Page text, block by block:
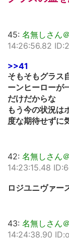
45: 名無しさん
14:26:56.82
>>41
そもそもグラス
ーンヒーローが
だけだからな
もう今の状況は
度な期待せずに
42: 名無しさん
14:23:15.48
ロジユニヴァー
43: 名無しさん
14:24:38.90